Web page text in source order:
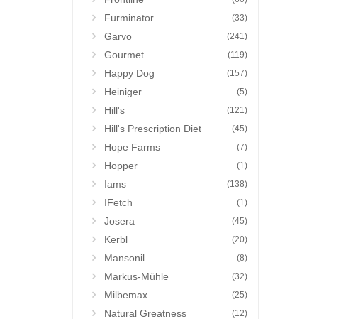
Furminator (33)
Garvo (241)
Gourmet (119)
Happy Dog (157)
Heiniger (5)
Hill's (121)
Hill's Prescription Diet (45)
Hope Farms (7)
Hopper (1)
Iams (138)
IFetch (1)
Josera (45)
Kerbl (20)
Mansonil (8)
Markus-Mühle (32)
Milbemax (25)
Natural Greatness (12)